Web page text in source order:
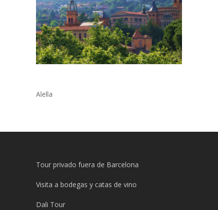
Alella
Tour privado fuera de Barcelona
Visita a bodegas y catas de vino
Dali Tour